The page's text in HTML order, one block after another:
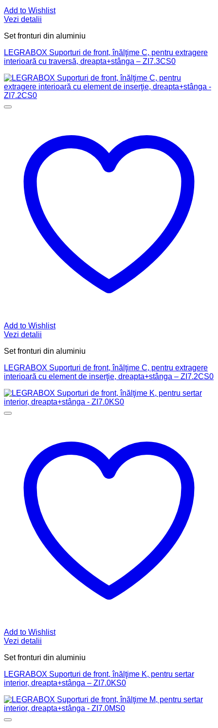
Add to Wishlist
Vezi detalii
Set fronturi din aluminiu
LEGRABOX Suporturi de front, înălţime C, pentru extragere
interioară cu traversă, dreapta+stânga – ZI7.3CS0
Add to Wishlist
Vezi detalii
Set fronturi din aluminiu
LEGRABOX Suporturi de front, înălţime C, pentru extragere
interioară cu element de inserţie, dreapta+stânga – ZI7.2CS0
Add to Wishlist
Vezi detalii
Set fronturi din aluminiu
LEGRABOX Suporturi de front, înălţime K, pentru sertar
interior, dreapta+stânga – ZI7.0KS0